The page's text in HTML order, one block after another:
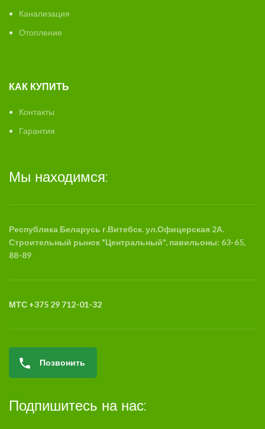
Канализация
Отопление
КАК КУПИТЬ
Контакты
Гарантия
Мы находимся:
Республика Беларусь г.Витебск. ул.Офицерская 2А.
Строительный рынок "Центральный", павильоны: 63-65,
88-89
МТС +375 29 712-01-32
Позвонить
Подпишитесь на нас: